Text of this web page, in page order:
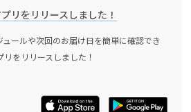
リをリリースしました！
ールや次回のお届け日を簡単に確認でき
をリリースしました！